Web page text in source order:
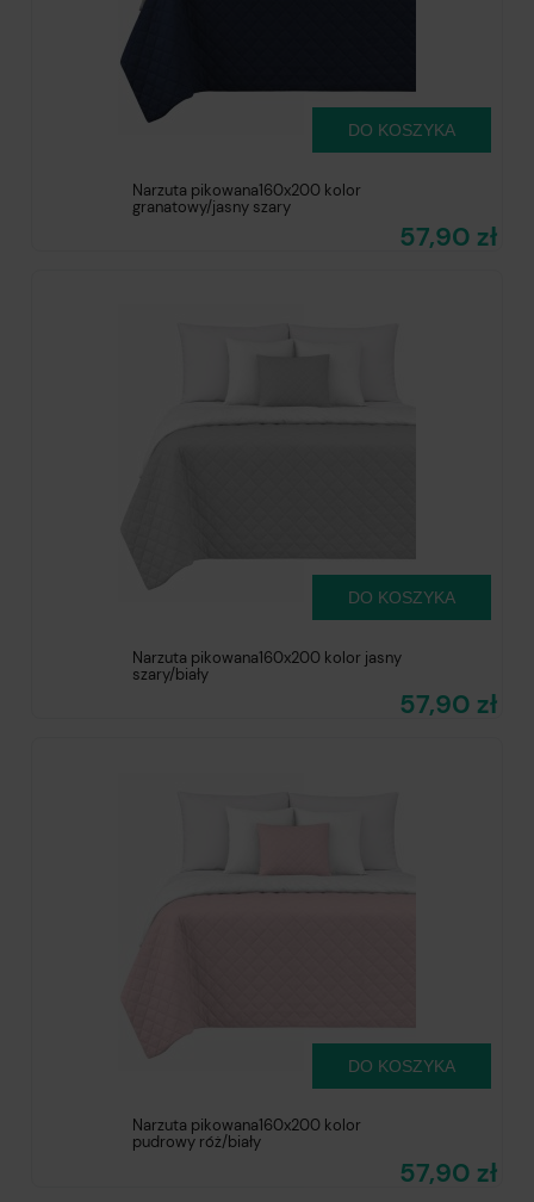
Narzuta pikowana160x200 kolor
granatowy/jasny szary
57,90 zł
DO KOSZYKA
Narzuta pikowana160x200 kolor jasny
szary/biały
57,90 zł
DO KOSZYKA
Narzuta pikowana160x200 kolor
pudrowy róż/biały
57,90 zł
DO KOSZYKA